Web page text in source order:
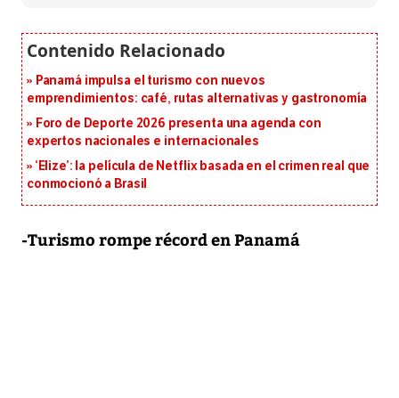
Panamá impulsa el turismo con nuevos
emprendimientos: café, rutas alternativas y gastronomía
Foro de Deporte 2026 presenta una agenda con
expertos nacionales e internacionales
‘Elize’: la película de Netflix basada en el crimen real que
conmocionó a Brasil
-Turismo rompe récord en Panamá